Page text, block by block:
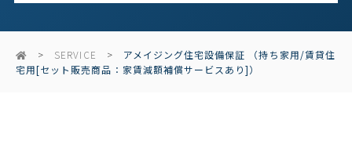
SERVICE
アメイジング住宅設備保証 （持ち家用/賃貸住
宅用[セット販売商品：家賃減額補償サービスあり]）